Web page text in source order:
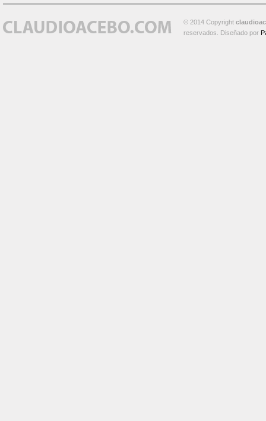
© 2014 Copyright
reservados. Diseñado por